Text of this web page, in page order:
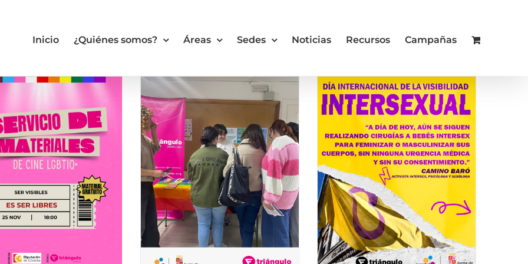
Inicio ¿Quiénes somos? Áreas Sedes Noticias Recursos Campañas